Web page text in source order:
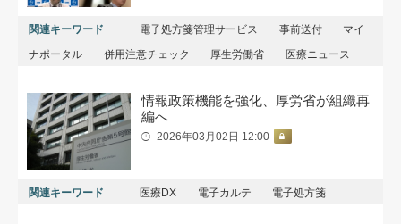
関連キーワード 電子処方箋管理サービス 事前送付
マイ
ナポータル
併用注意チェック 厚生労働省 医療ニュース
情報政策機能を強化、厚労省が組織再
編へ
2026年03月02日 12:00
関連キーワード 医療DX 電子カルテ 電子処方箋